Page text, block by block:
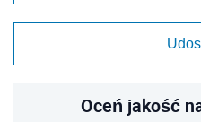
Oceń jakość